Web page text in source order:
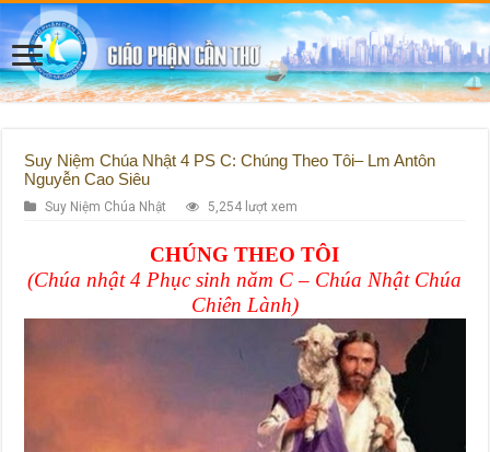
Suy Niệm Chúa Nhật 4 PS C: Chúng Theo Tôi– Lm Antôn
Nguyễn Cao Siêu
Suy Niệm Chúa Nhật 5,254 lượt xem
CHÚNG THEO TÔI
(Chúa nhật 4 Phục sinh năm C – Chúa Nhật Chúa
Chiên Lành)